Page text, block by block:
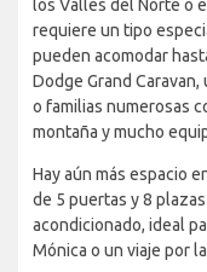
los Valles del Norte o
requiere un tipo
pueden acomodar
Dodge Grand
o familias numerosas
montaña y mucho
Hay aún más espacio
de 5 puertas y 8
acondicionado, ideal
Mónica o un viaje por